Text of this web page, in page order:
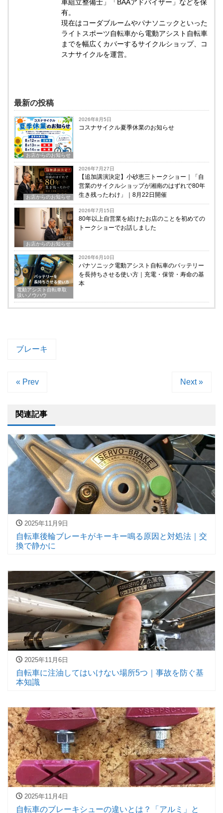
車組立整備士」「BAAアドバイザー」などを保
有。
現在はコーダブルームやパナソニックといった
ライトスポーツ自転車から電動アシスト自転車
までを幅広くカバーするサイクルショップ、コ
スナサイクルを運営。
最新の投稿
お店からのお知らせ
2026年8月5日
コスナサイクル夏季休業のお知らせ
お店からのお知らせ
2026年7月27日
【追加講演決定】小砂恵三トークショー｜「自
営業のサイクルショップが湘南のはずれで80年
生き残ったわけ」｜8月22日開催
お店からのお知らせ
2026年7月15日
80年以上自営業を続けたお店のことを初めての
トークショーでお話しました
電動アシスト自転車取
扱いノウハウ
2026年6月10日
パナソニック電動アシスト自転車のバッテリー
を長持ちさせる使い方｜充電・保管・寿命の基
本
ブレーキ
« Prev Next »
関連記事
2025年11月9日
自転車後輪ブレーキがキーキー鳴る原因と対処法｜交
換で静かに
2025年11月6日
自転車に注油してはいけない場所5つ｜事故を防ぐ基
本知識
2025年11月4日
自転車のブレーキシューの違いとは？「アルミ」と